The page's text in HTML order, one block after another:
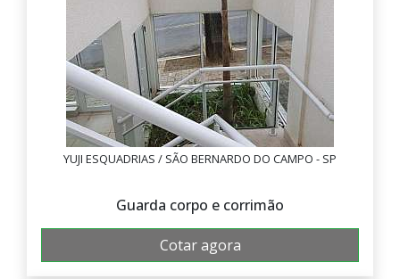
YUJI ESQUADRIAS / SÃO BERNARDO DO CAMPO - SP
Guarda corpo e corrimão
Cotar agora